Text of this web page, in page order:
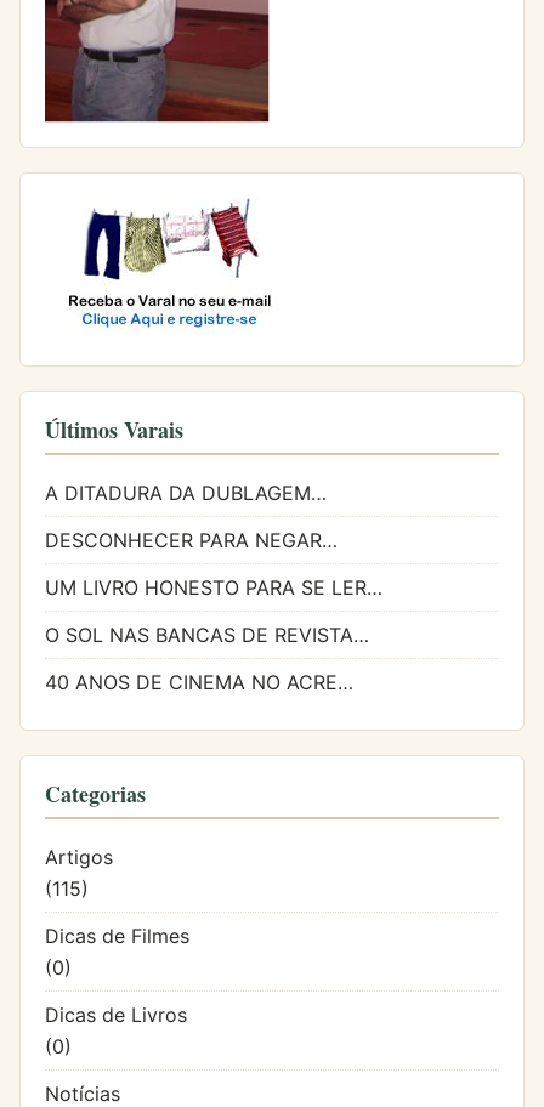
Últimos Varais
A DITADURA DA DUBLAGEM…
DESCONHECER PARA NEGAR…
UM LIVRO HONESTO PARA SE LER…
O SOL NAS BANCAS DE REVISTA…
40 ANOS DE CINEMA NO ACRE…
Categorias
Artigos
(115)
Dicas de Filmes
(0)
Dicas de Livros
(0)
Notícias